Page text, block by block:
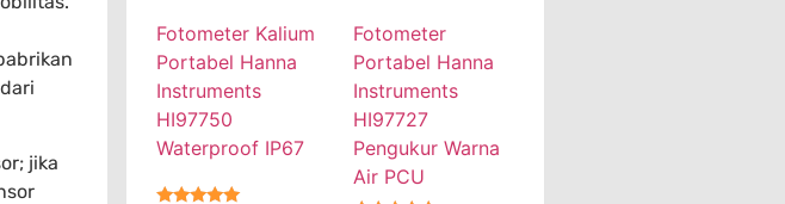
jika
Fotometer Kalium
Portabel Hanna
Instruments
HI97750
Waterproof IP67
Fotometer
Portabel Hanna
Instruments
HI97727
Pengukur Warna
Air PCU